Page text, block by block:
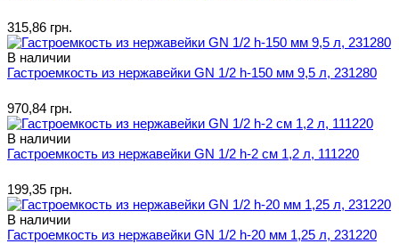
315,86 грн.
В наличии
Гастроемкость из нержавейки GN 1/2 h-150 мм 9,5 л, 231280
970,84 грн.
В наличии
Гастроемкость из нержавейки GN 1/2 h-2 см 1,2 л, 111220
199,35 грн.
В наличии
Гастроемкость из нержавейки GN 1/2 h-20 мм 1,25 л, 231220